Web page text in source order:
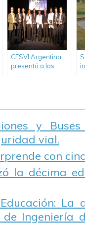
CESVI Argentina
presentó a los
y
vial.
con
la décima
La
Ingeniería